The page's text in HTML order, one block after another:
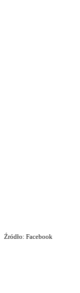
Źródło: Facebook